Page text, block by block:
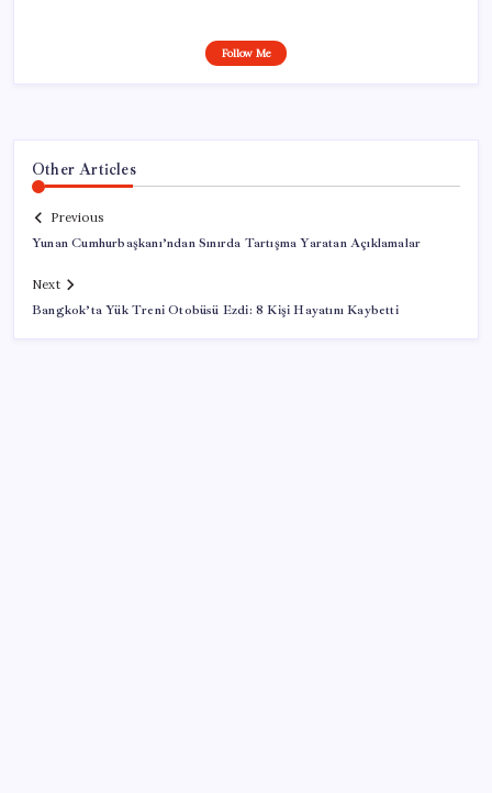
Follow Me
Other Articles
Previous
Yunan Cumhurbaşkanı’ndan Sınırda Tartışma Yaratan Açıklamalar
Next
Bangkok’ta Yük Treni Otobüsü Ezdi: 8 Kişi Hayatını Kaybetti